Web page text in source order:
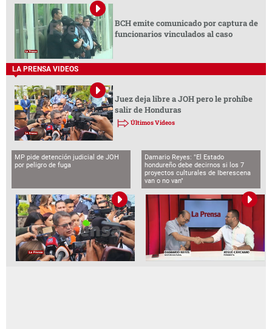
BCH emite comunicado por captura de
funcionarios vinculados al caso
LA PRENSA VIDEOS
Juez deja libre a JOH pero le prohíbe
salir de Honduras
Últimos Videos
MP pide detención judicial de JOH
por peligro de fuga
Damario Reyes: "El Estado
hondureño debe decirnos si los 7
proyectos culturales de Iberescena
van o no van"